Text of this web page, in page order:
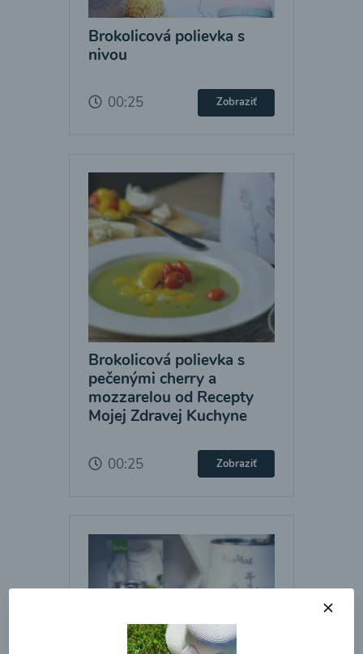
Brokolicová polievka s
nivou
00:25 Zobraziť
Brokolicová polievka s
pečenými cherry a
mozzarelou od Recepty
Mojej Zdravej Kuchyne
00:25 Zobraziť